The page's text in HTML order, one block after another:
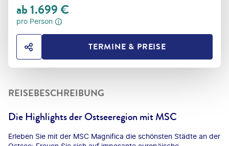
ab1.699€
pro Person
HOTEL TEILENTERMINE & PREISE
REISEBESCHREIBUNG
Die Highlights der Ostseeregion mit MSC
Erleben Sie mit der MSC Magnifica die schönsten Städte an der